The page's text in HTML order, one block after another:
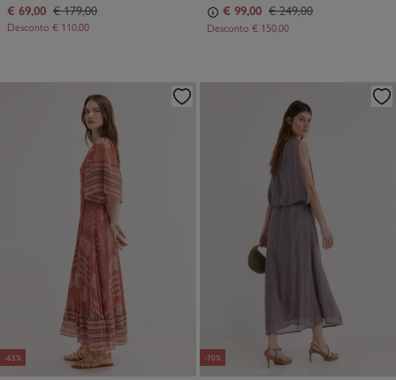
€ 69,00 € 179,00
Desconto € 110,00
€ 99,00 € 249,00
Desconto € 150,00
-65% -70%